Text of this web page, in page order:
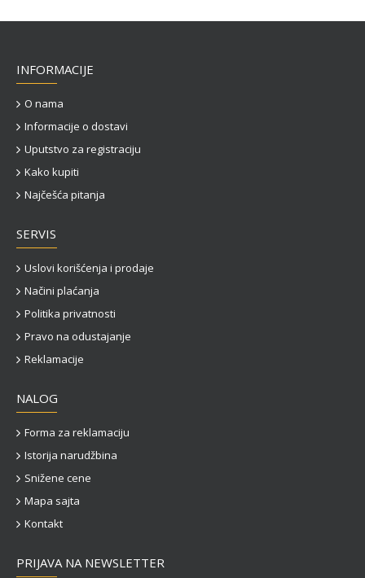
INFORMACIJE
O nama
Informacije o dostavi
Uputstvo za registraciju
Kako kupiti
Najčešća pitanja
SERVIS
Uslovi korišćenja i prodaje
Načini plaćanja
Politika privatnosti
Pravo na odustajanje
Reklamacije
NALOG
Forma za reklamaciju
Istorija narudžbina
Snižene cene
Mapa sajta
Kontakt
PRIJAVA NA NEWSLETTER